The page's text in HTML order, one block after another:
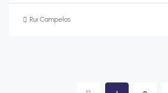
Rui Campelos